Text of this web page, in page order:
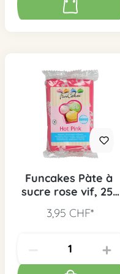
Funcakes Pàte à
sucre rose vif, 250
3,95 CHF*